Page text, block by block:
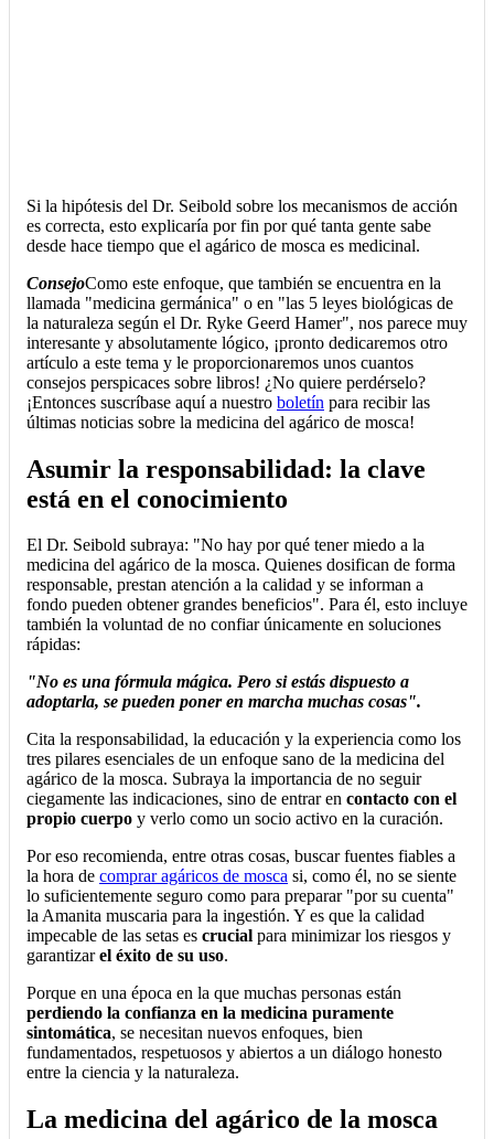
Si la hipótesis del Dr. Seibold sobre los mecanismos de acción
es correcta, esto explicaría por fin por qué tanta gente sabe
desde hace tiempo que el agárico de mosca es medicinal.
ConsejoComo este enfoque, que también se encuentra en la
llamada "medicina germánica" o en "las 5 leyes biológicas de
la naturaleza según el Dr. Ryke Geerd Hamer", nos parece muy
interesante y absolutamente lógico, ¡pronto dedicaremos otro
artículo a este tema y le proporcionaremos unos cuantos
consejos perspicaces sobre libros! ¿No quiere perdérselo?
¡Entonces suscríbase aquí a nuestro boletín para recibir las
últimas noticias sobre la medicina del agárico de mosca!
Asumir la responsabilidad: la clave
está en el conocimiento
El Dr. Seibold subraya: "No hay por qué tener miedo a la
medicina del agárico de la mosca. Quienes dosifican de forma
responsable, prestan atención a la calidad y se informan a
fondo pueden obtener grandes beneficios". Para él, esto incluye
también la voluntad de no confiar únicamente en soluciones
rápidas:
"No es una fórmula mágica. Pero si estás dispuesto a
adoptarla, se pueden poner en marcha muchas cosas".
Cita la responsabilidad, la educación y la experiencia como los
tres pilares esenciales de un enfoque sano de la medicina del
agárico de la mosca. Subraya la importancia de no seguir
ciegamente las indicaciones, sino de entrar en contacto con el
propio cuerpo y verlo como un socio activo en la curación.
Por eso recomienda, entre otras cosas, buscar fuentes fiables a
la hora de comprar agáricos de mosca si, como él, no se siente
lo suficientemente seguro como para preparar "por su cuenta"
la Amanita muscaria para la ingestión. Y es que la calidad
impecable de las setas es crucial para minimizar los riesgos y
garantizarel éxito de su uso.
Porque en una época en la que muchas personas están
perdiendo la confianza en la medicina puramente
sintomática, se necesitan nuevos enfoques, bien
fundamentados, respetuosos y abiertos a un diálogo honesto
entre la ciencia y la naturaleza.
La medicina del agárico de la mosca